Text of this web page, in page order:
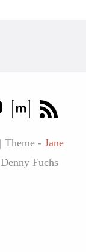
| Theme - Jane
Denny Fuchs